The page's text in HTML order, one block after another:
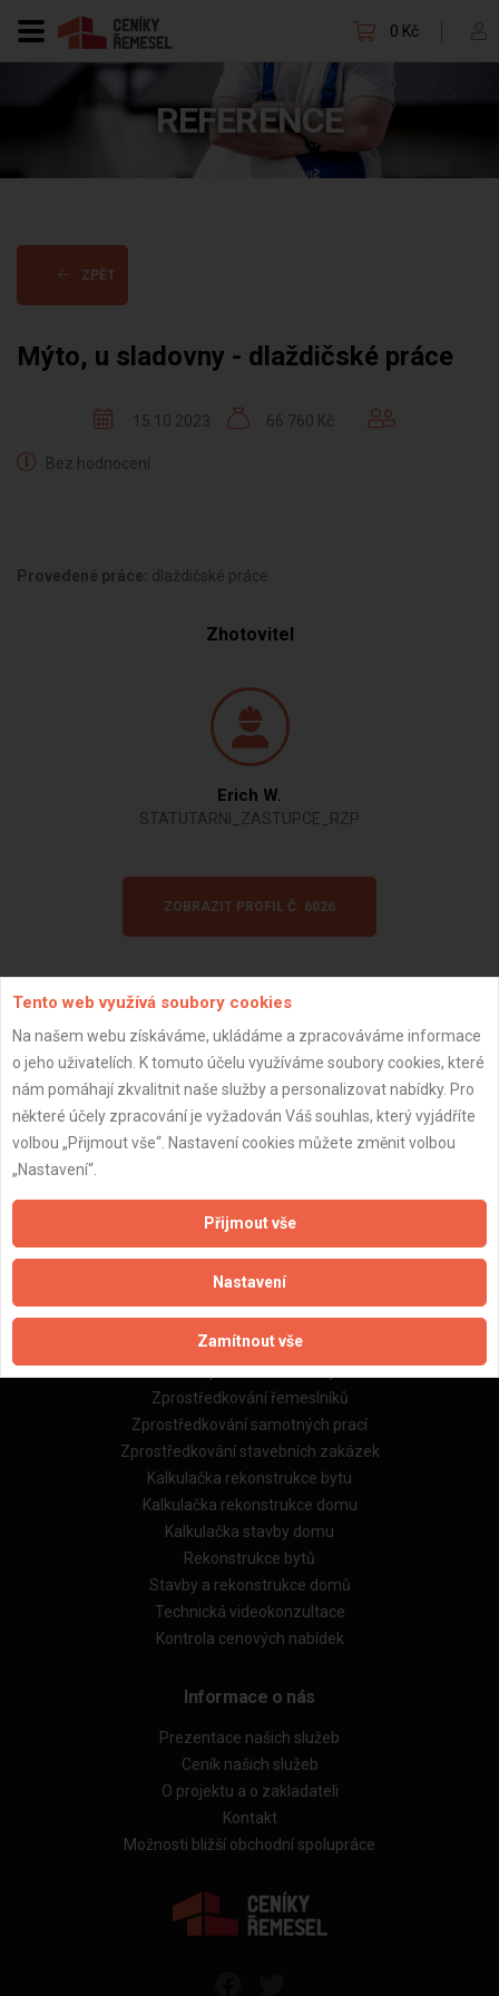
0 Kč
REFERENCE
ZPĚT
Mýto, u sladovny - dlaždičské práce
15.10.2023 66 760 Kč
Bez hodnocení
Provedené práce: dlaždičské práce
Zhotovitel
Erich W.
STATUTARNI_ZASTUPCE_RZP
ZOBRAZIT PROFIL Č. 6026
Důležité informace
Naše firmy a řemeslníci
Zpracování a ochrana osobních údajů
Obchodní podmínky (rozpočtování)
Reference
Naše excelové tabulky online
Naše služby
Servis pro stavební firmy
Zprostředkování řemeslníků
Zprostředkování samotných prací
Zprostředkování stavebních zakázek
Kalkulačka rekonstrukce bytu
Kalkulačka rekonstrukce domu
Kalkulačka stavby domu
Rekonstrukce bytů
Stavby a rekonstrukce domů
Technická videokonzultace
Kontrola cenových nabídek
Informace o nás
Prezentace našich služeb
Ceník našich služeb
O projektu a o zakladateli
Kontakt
Možnosti bližší obchodní spolupráce
Tento web využívá soubory cookies
Na našem webu získáváme, ukládáme a zpracováváme informace
o jeho uživatelích. K tomuto účelu využíváme soubory cookies, které
nám pomáhají zkvalitnit naše služby a personalizovat nabídky. Pro
některé účely zpracování je vyžadován Váš souhlas, který vyjádříte
volbou „Přijmout vše“. Nastavení cookies můžete změnit volbou
„Nastavení“.
Přijmout vše
Nastavení
Zamítnout vše